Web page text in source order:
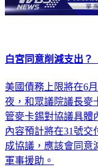
白宮同意削減支出
美國債務上限將在6
夜，和眾議院議長麥
管麥卡錫對協議具體
內容預計將在31號交
成協議，應該會同意
軍事援助。